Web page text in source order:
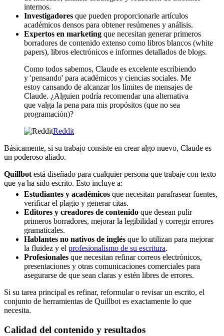
internos.
Investigadores que pueden proporcionarle artículos
académicos densos para obtener resúmenes y análisis.
Expertos en marketing que necesitan generar primeros
borradores de contenido extenso como libros blancos (white
papers), libros electrónicos e informes detallados de blogs.
Como todos sabemos, Claude es excelente escribiendo
y 'pensando' para académicos y ciencias sociales. Me
estoy cansando de alcanzar los límites de mensajes de
Claude. ¿Alguien podría recomendar una alternativa
que valga la pena para mis propósitos (que no sea
programación)?
Reddit
Básicamente, si su trabajo consiste en crear algo nuevo, Claude es
un poderoso aliado.
Quillbot está diseñado para cualquier persona que trabaje con texto
que ya ha sido escrito. Esto incluye a:
Estudiantes y académicos que necesitan parafrasear fuentes,
verificar el plagio y generar citas.
Editores y creadores de contenido que desean pulir
primeros borradores, mejorar la legibilidad y corregir errores
gramaticales.
Hablantes no nativos de inglés que lo utilizan para mejorar
la fluidez y el profesionalismo de su escritura.
Profesionales que necesitan refinar correos electrónicos,
presentaciones y otras comunicaciones comerciales para
asegurarse de que sean claras y estén libres de errores.
Si su tarea principal es refinar, reformular o revisar un escrito, el
conjunto de herramientas de Quillbot es exactamente lo que
necesita.
Calidad del contenido y resultados